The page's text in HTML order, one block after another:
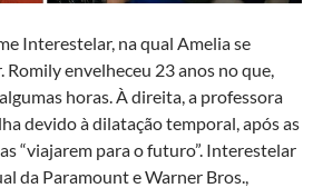
Interestelar, na qual Amelia se
Romily envelheceu 23 anos no que,
horas. À direita, a professora
devido à dilatação temporal, após as
“viajarem para o futuro”. Interestelar
da Paramount e Warner Bros.,